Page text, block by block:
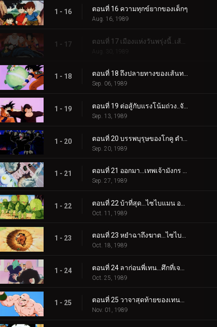
1 - 16 ตอนที่ 16 ความทุกข์ยากของเด็กๆ
Aug. 16, 1989
1 - 17
Aug. 30, 1989
1 - 18 ตอนที่ 18 ถึงปลายทางของเส้นทางงูเลื้อย..นายคือ “ท่านเจ้าพิภพ” งั้นเหรอ?
Sep. 06, 1989
1 - 19
Sep. 13, 1989
1 - 20
Sep. 20, 1989
1 - 21
Sep. 27, 1989
1 - 22
Oct. 11, 1989
1 - 23 ตอนที่ 23 หยำฉาถึงฆาต…ไซไบแมนผู้น่ากลัว
Oct. 18, 1989
1 - 24
Oct. 25, 1989
1 - 25 ตอนที่ 25 วาจาสุดท้ายของเทนชินฮัง…นี่คือปืนใหญ่พลังจิตครั้งสุดท้าย
Nov. 01, 1989